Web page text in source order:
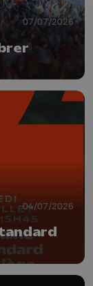
07/07/2026
04/07/2026